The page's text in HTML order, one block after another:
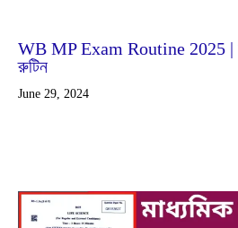
WB MP Exam Routine 2025 |
রুটিন
June 29, 2024